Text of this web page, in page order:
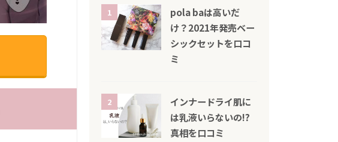
1
pola baは高いだ
け？2021年発売ベー
シックセットを口コ
ミ
2
インナードライ肌に
は乳液いらないの!?
真相を口コミ